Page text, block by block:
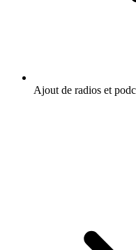
Ajout de radios et